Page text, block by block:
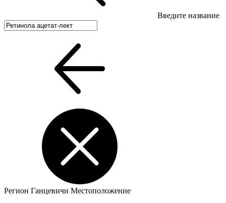
Введите название
Регион Ганцевичи Местоположение